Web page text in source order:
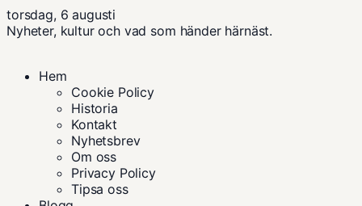
torsdag, 6 augusti
Nyheter, kultur och vad som händer härnäst.
Hem
Cookie Policy
Historia
Kontakt
Nyhetsbrev
Om oss
Privacy Policy
Tipsa oss